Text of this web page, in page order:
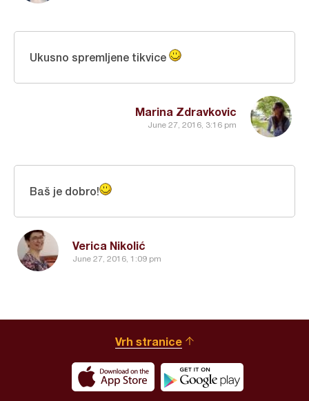
Marina Zdravkovic
June 27, 2016, 3:16 pm
Ukusno spremljene tikvice
Verica Nikolić
June 27, 2016, 1:09 pm
Baš je dobro!
Vrh stranice